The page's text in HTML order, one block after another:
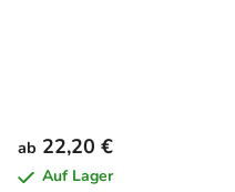
ab 22,20 €
Auf Lager